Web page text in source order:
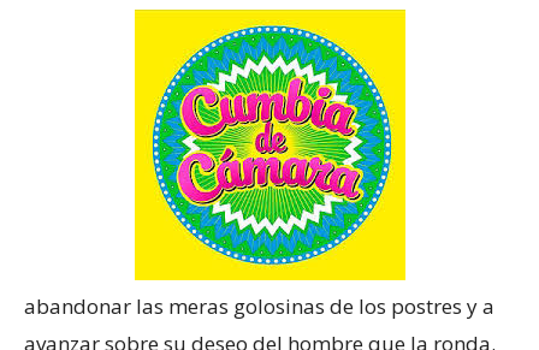
abandonar las meras golosinas de los postres y a
avanzar sobre su deseo del hombre que la ronda.